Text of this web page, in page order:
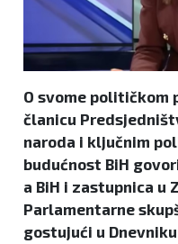
O svome političkom
članicu
naroda i ključnim
budućnost BiH
a BiH i zastupnica u
Parlamentarne
gostujući u